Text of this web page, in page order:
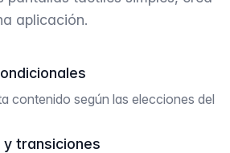
aplicación.
contenido según las elecciones del
y transiciones